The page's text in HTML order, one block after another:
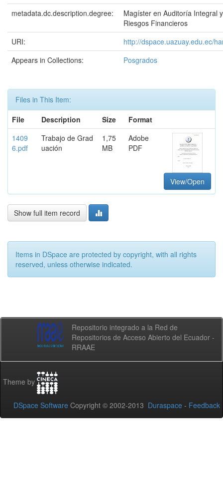
metadata.dc.description.degree:
Magíster en Auditoría Integral
Riesgos Financieros
URI:
http://dspace.uazuay.edu.ec/
Appears in Collections:
Posgrados
Files in This Item:
File
Description Size
Format
1409
6.pdf
Trabajo de Grad
uación
1,75
MB
Adobe
PDF
View/Open
Show full item record
Items in DSpace are protected by copyright, with all rights
reserved, unless otherwise indicated.
Repositorio integrado a la Red de
Repositorios de Acceso Abierto del Ecuador -
RRAAE
Theme by
DSpace Software Copyright © 2002-2013 Duraspace - Feedback